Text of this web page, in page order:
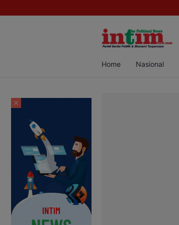
Sabu di Pangkalan Bun, Dua Pelaku Diamankan
Home Nasional